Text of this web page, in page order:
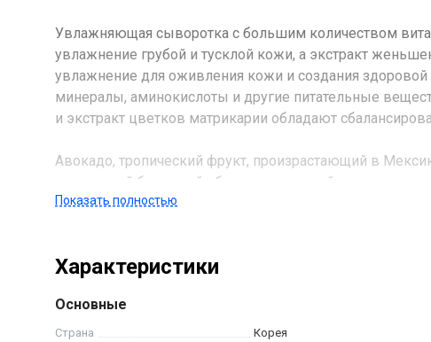
Увлажняющая сыворотка с большим количеством
увлажнение грубой и тусклой кожи, а экстракт
увлажнение для оживления кожи и создания
минералы, аминокислоты и другие питательные
и экстракт цветков матрикарии обладают
Авокадо, тропический фрукт, произрастающий в
из-за своей бугристой оболочки, похожей на спину
также содержит больше витаминов и минералов.
Показать полностью
Характеристики
Основные
Страна Корея